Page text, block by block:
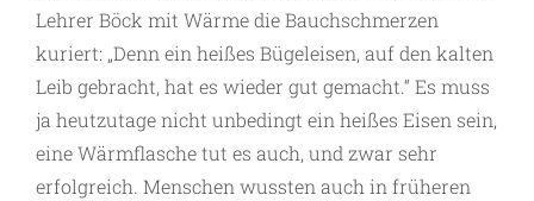
Lehrer Böck mit Wärme die Bauchschmerzen
kuriert: „Denn ein heißes Bügeleisen, auf den kalten
Leib gebracht, hat es wieder gut gemacht.“ Es muss
ja heutzutage nicht unbedingt ein heißes Eisen sein,
eine Wärmflasche tut es auch, und zwar sehr
erfolgreich. Menschen wussten auch in früheren